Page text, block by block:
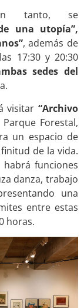
tanto, se
una utopía”,
, además de
17:30 y 20:30
sedes del
visitar “Archivo
Parque Forestal,
un espacio de
de la vida.
funciones
danza, trabajo
una
entre estas
horas.